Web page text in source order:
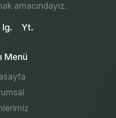
amacındayız.
Ig. Yt.
Menü